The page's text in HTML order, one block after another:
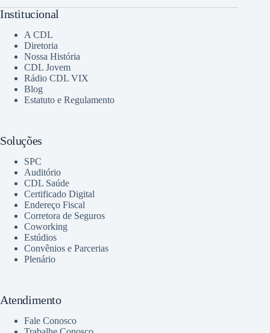
Institucional
A CDL
Diretoria
Nossa História
CDL Jovem
Rádio CDL VIX
Blog
Estatuto e Regulamento
Soluções
SPC
Auditório
CDL Saúde
Certificado Digital
Endereço Fiscal
Corretora de Seguros
Coworking
Estúdios
Convênios e Parcerias
Plenário
Atendimento
Fale Conosco